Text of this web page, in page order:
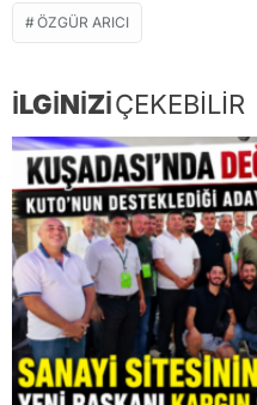
ÖZGÜR ARICI
İLGİNİZİÇEKEBİLİR